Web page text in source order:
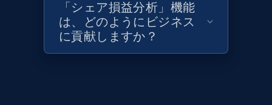
「シェア損益分析」機能
は、どのようにビジネス
に貢献しますか？